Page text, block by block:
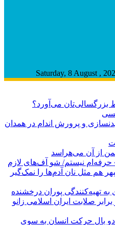
بزرگسالی‌تان می‌آورد؟
و پرورش اندام در همدان
از آن می‌هراسد
نیستم/ شو آف‌های لازم
هم مثل نان آدم‌ها را نمک‌گیر
تهیه‌کنندگی پوران درخشنده
صلابت ایران اسلامی زانو
دو بال حرکت انسان به سوی